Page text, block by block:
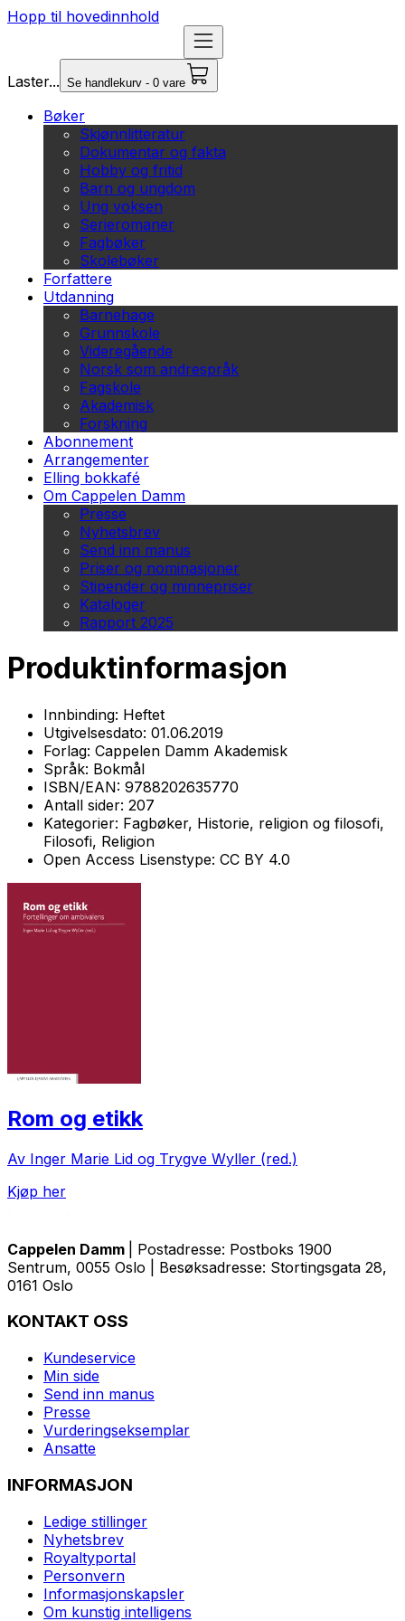
Hopp til hovedinnhold
Laster... Se handlekurv - 0 vare
Bøker
Skjønnlitteratur
Dokumentar og fakta
Hobby og fritid
Barn og ungdom
Ung voksen
Serieromaner
Fagbøker
Skolebøker
Forfattere
Utdanning
Barnehage
Grunnskole
Videregående
Norsk som andrespråk
Fagskole
Akademisk
Forskning
Abonnement
Arrangementer
Elling bokkafé
Om Cappelen Damm
Presse
Nyhetsbrev
Send inn manus
Priser og nominasjoner
Stipender og minnepriser
Kataloger
Rapport 2025
Produktinformasjon
Innbinding: Heftet
Utgivelsesdato: 01.06.2019
Forlag: Cappelen Damm Akademisk
Språk: Bokmål
ISBN/EAN: 9788202635770
Antall sider: 207
Kategorier: Fagbøker, Historie, religion og filosofi,
Filosofi, Religion
Open Access Lisenstype: CC BY 4.0
Rom og etikk
Av Inger Marie Lid og Trygve Wyller (red.)
Kjøp her
Cappelen Damm
| Postadresse: Postboks 1900
Sentrum, 0055 Oslo | Besøksadresse: Stortingsgata 28,
0161 Oslo
KONTAKT OSS
Kundeservice
Min side
Send inn manus
Presse
Vurderingseksemplar
Ansatte
INFORMASJON
Ledige stillinger
Nyhetsbrev
Royaltyportal
Personvern
Informasjonskapsler
Om kunstig intelligens